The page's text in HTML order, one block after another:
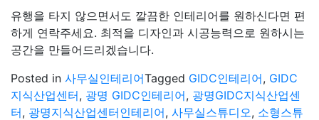
유행을 타지 않으면서도 깔끔한 인테리어를 원하신다면 편
하게 연락주세요. 최적을 디자인과 시공능력으로 원하시는
공간을 만들어드리겠습니다.
Posted in 사무실인테리어Tagged GIDC인테리어, GIDC
지식산업센터, 광명 GIDC인테리어, 광명GIDC지식산업센
터, 광명지식산업센터인테리어, 사무실스튜디오, 소형스튜